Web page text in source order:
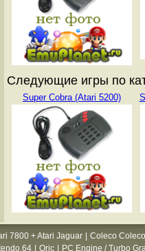
Следующие игры по
Super Cobra (Atari 5200)
7800 + Atari Jaguar
Coleco
64 Oric PC Engine / Turbo